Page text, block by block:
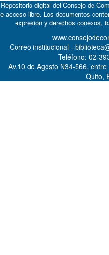
digital del Consejo de
acceso libre. Los documentos
expresión y derechos conexos,
Correo institucional -
Teléfono: 02-
Av.10 de Agosto N34-566,
Quito,